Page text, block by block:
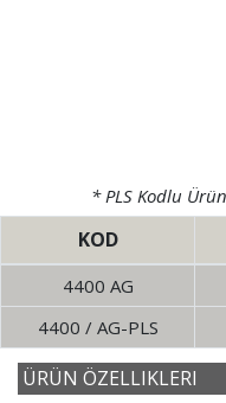
* PLS Kodlu
KOD
4400 AG
4400 / AG-PLS
ÜRÜN ÖZELLIKLERI